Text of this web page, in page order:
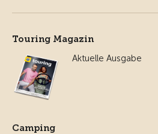
Touring Magazin
Aktuelle Ausgabe
Camping